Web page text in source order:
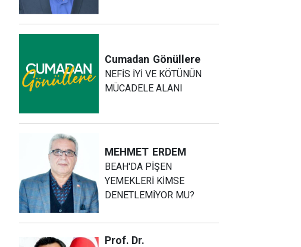
Cumadan Gönüllere
NEFİS İYİ VE KÖTÜNÜN
MÜCADELE ALANI
MEHMET ERDEM
BEAH'DA PİŞEN
YEMEKLERİ KİMSE
DENETLEMİYOR MU?
Prof. Dr.